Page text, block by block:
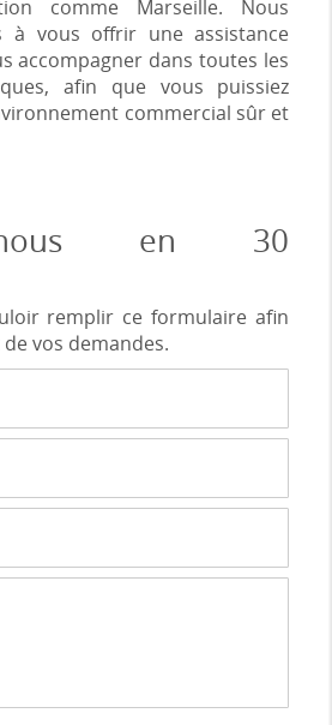
comme Marseille. Nous
à vous offrir une assistance
accompagner dans toutes les
afin que vous puissiez
commercial sûr et
nous en 30
remplir ce formulaire afin
vos demandes.